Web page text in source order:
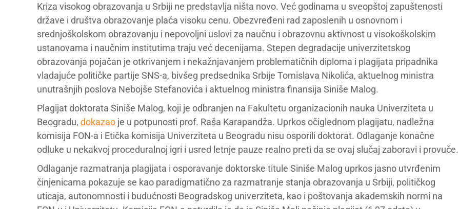
Kriza visokog obrazovanja u Srbiji ne predstavlja ništa novo. Već godinama u sveopštoj zapuštenosti
države i društva obrazovanje plaća visoku cenu. Obezvređeni rad zaposlenih u osnovnom i
srednjoškolskom obrazovanju i nepovoljni uslovi za naučnu i obrazovnu aktivnost u visokoškolskim
ustanovama i naučnim institutima traju već decenijama. Stepen degradacije univerzitetskog
obrazovanja pojačan je otkrivanjem i nekažnjavanjem problematičnih diploma i plagijata pripadnika
vladajuće političke partije SNS-a, bivšeg predsednika Srbije Tomislava Nikolića, aktuelnog ministra
unutrašnjih poslova Nebojše Stefanovića i aktuelnog ministra finansija Siniše Malog.
Plagijat doktorata Siniše Malog, koji je odbranjen na Fakultetu organizacionih nauka Univerziteta u
Beogradu, dokazao je u potpunosti prof. Raša Karapandža. Uprkos očiglednom plagijatu, nadležna
komisija FON-a i Etička komisija Univerziteta u Beogradu nisu osporili doktorat. Odlaganje konačne
odluke u nekakvoj proceduralnoj igri i usred letnje pauze realno preti da se ovaj slučaj zaboravi i provuče.
Odlaganje razmatranja plagijata i osporavanje doktorske titule Siniše Malog uprkos jasno utvrđenim
činjenicama pokazuje se kao paradigmatično za razmatranje stanja obrazovanja u Srbiji, političkog
uticaja, autonomnosti i budućnosti Beogradskog univerziteta, kao i poštovanja akademskih normi na